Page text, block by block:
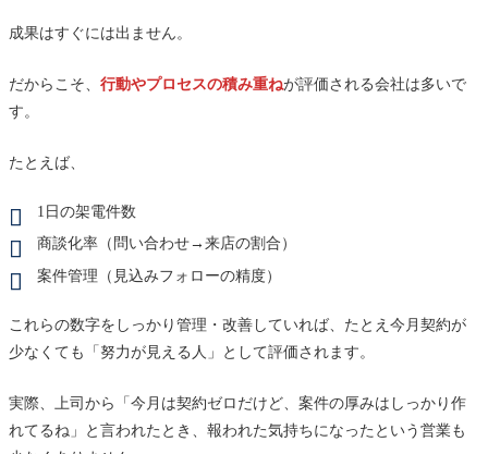
成果はすぐには出ません。
だからこそ、 行動やプロセスの積み重ねが評価される会社は多いで
す。
たとえば、
1日の架電件数
商談化率（問い合わせ→来店の割合）
案件管理（見込みフォローの精度）
これらの数字をしっかり管理・改善していれば、たとえ今月契約が
少なくても「努力が見える人」として評価されます。
実際、上司から「今月は契約ゼロだけど、案件の厚みはしっかり作
れてるね」と言われたとき、報われた気持ちになったという営業も